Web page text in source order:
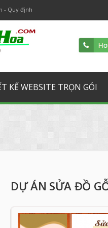
- Quy định
GoogleGoogle Plus
KẾ WEBSITE TRỌN GÓI
DỰ ÁN SỬA ĐỒ